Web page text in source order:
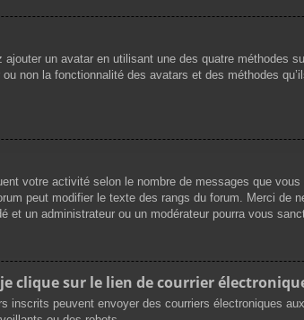
un avatar en utilisant une des quatre méthodes
non la fonctionnalité des avatars et des méthodes
votre activité selon le nombre de messages que
peut modifier le texte des rangs du forum. Merci de
un administrateur ou un modérateur pourra vous
clique sur le lien de courrier
peuvent envoyer des courriers électroniques